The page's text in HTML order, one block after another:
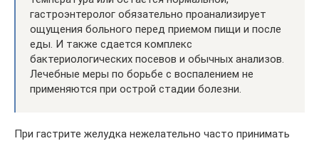
гастроэнтеролог обязательно проанализирует
ощущения больного перед приемом пищи и после
еды. И также сдается комплекс
бактериологических посевов и обычных анализов.
Лечебные меры по борьбе с воспалением не
применяются при острой стадии болезни.
При гастрите желудка нежелательно часто принимать